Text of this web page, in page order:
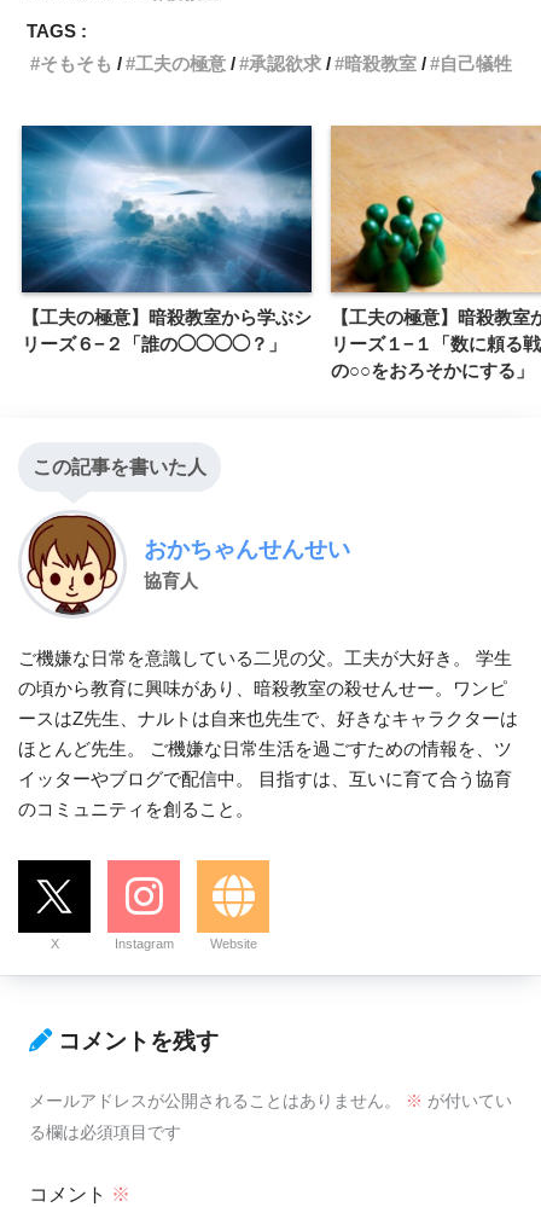
TAGS :
そもそも
工夫の極意 承認欲求 暗殺教室 自己犠牲
【工夫の極意】暗殺教室から学ぶシ
リーズ６−２「誰の◯◯◯◯？」
【工夫の極意】暗殺教室
リーズ１−１「数に頼る
の○○をおろそかにする」
この記事を書いた人
おかちゃんせんせい
協育人
ご機嫌な日常を意識している二児の父。工夫が大好き。 学生
の頃から教育に興味があり、暗殺教室の殺せんせー。ワンピ
ースはZ先生、ナルトは自来也先生で、好きなキャラクターは
ほとんど先生。 ご機嫌な日常生活を過ごすための情報を、ツ
イッターやブログで配信中。 目指すは、互いに育て合う協育
のコミュニティを創ること。
X Instagram Website
コメントを残す
メールアドレスが公開されることはありません。 ※ が付いてい
る欄は必須項目です
コメント ※